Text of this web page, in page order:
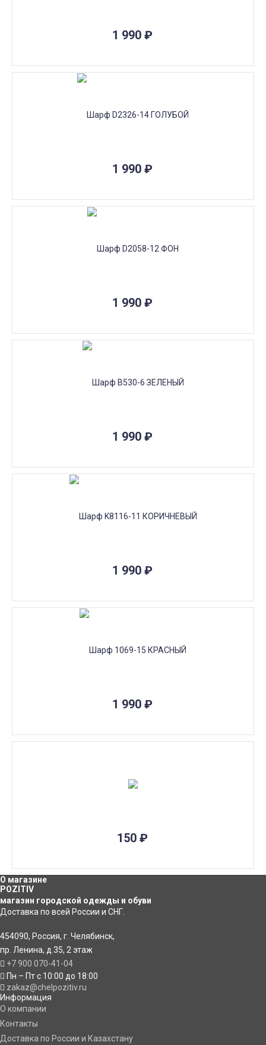
1 990 ₽
1 990 ₽
1 990 ₽
1 990 ₽
1 990 ₽
1 990 ₽
150 ₽
О магазине
POZITIV
магазин городской одежды и обуви
Доставка по всей России и СНГ.
454090, Россия, г. Челябинск,
пр. Ленина, д.35, 2 этаж
+7 900 070-41-04
Пн – Пт с 10:00 до 18:00
zakaz@chelpozitiv.ru
Информация
O компании
Контакты
Доставка по России и Казахстану